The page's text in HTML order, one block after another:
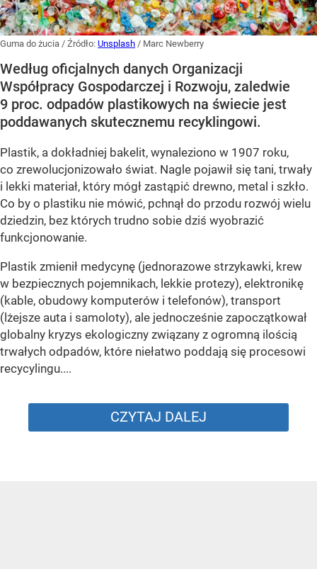
Guma do żucia / Źródło: Unsplash / Marc Newberry
Według oficjalnych danych Organizacji
Współpracy Gospodarczej i Rozwoju, zaledwie
9 proc. odpadów plastikowych na świecie jest
poddawanych skutecznemu recyklingowi.
Plastik, a dokładniej bakelit, wynaleziono w 1907 roku,
co zrewolucjonizowało świat. Nagle pojawił się tani, trwały
i lekki materiał, który mógł zastąpić drewno, metal i szkło.
Co by o plastiku nie mówić, pchnął do przodu rozwój wielu
dziedzin, bez których trudno sobie dziś wyobrazić
funkcjonowanie.
Plastik zmienił medycynę (jednorazowe strzykawki, krew
w bezpiecznych pojemnikach, lekkie protezy), elektronikę
(kable, obudowy komputerów i telefonów), transport
(lżejsze auta i samoloty), ale jednocześnie zapoczątkował
globalny kryzys ekologiczny związany z ogromną ilością
trwałych odpadów, które niełatwo poddają się procesowi
recycylingu....
CZYTAJ DALEJ